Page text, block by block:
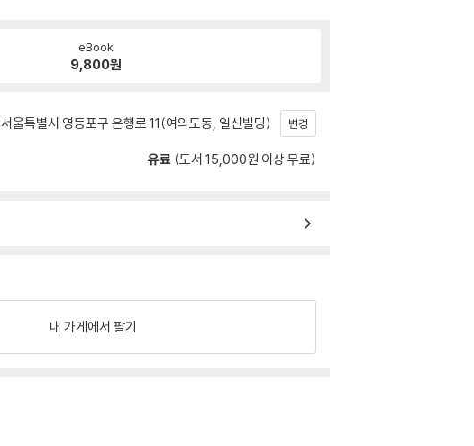
eBook
9,800원
서울특별시 영등포구 은행로 11(여의도동, 일신빌딩) 변경
유료 (도서 15,000원 이상 무료)
내 가게에서 팔기